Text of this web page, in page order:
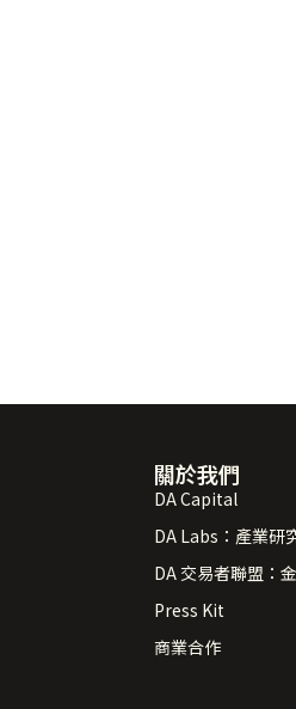
關於我們
DA Capital
DA Labs：產業研
DA 交易者聯盟：
Press Kit
商業合作